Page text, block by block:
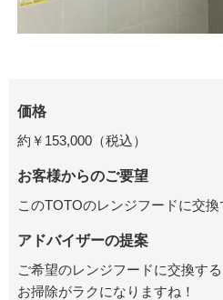
価格
約￥153,000（税込）
お客様からのご要望
このTOTOのレンジフードに交換
アドバイザーの提案
ご希望のレンジフードに交換する
お掃除がラクになりますね！